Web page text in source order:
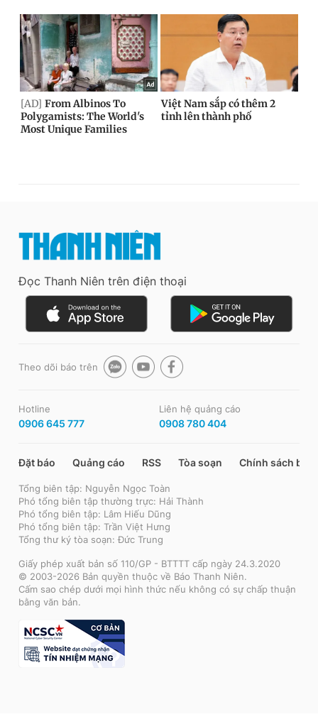
Đọc Thanh Niên trên điện thoại
Theo dõi báo trên
Hotline
0906 645 777
Liên hệ quảng cáo
0908 780 404
Đặt báo Quảng cáo RSS Tòa soạn Chính sách bảo
Tổng biên tập: Nguyễn Ngọc Toàn
Phó tổng biên tập thường trực: Hải Thành
Phó tổng biên tập: Lâm Hiếu Dũng
Phó tổng biên tập: Trần Việt Hưng
Tổng thư ký tòa soạn: Đức Trung
Giấy phép xuất bản số 110/GP - BTTTT cấp ngày 24.3.2020
© 2003-2026 Bản quyền thuộc về Báo Thanh Niên.
Cấm sao chép dưới mọi hình thức nếu không có sự chấp thuận
bằng văn bản.